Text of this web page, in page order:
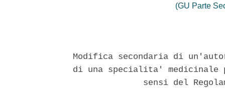
(GU Parte
Modifica secondaria di
di una specialita' medicinale
sensi del